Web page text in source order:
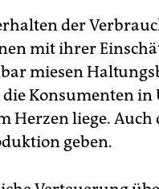
der
mit ihrer
miesen
Konsumenten in
Herzen liege.
geben.